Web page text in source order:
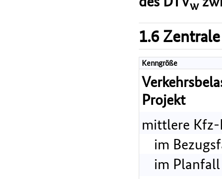
w
1.6
Kenngröße
Projekt
mittlere
im
im Planfall